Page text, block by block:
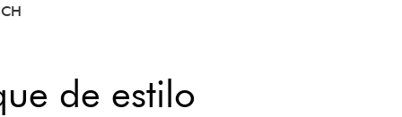
de estilo